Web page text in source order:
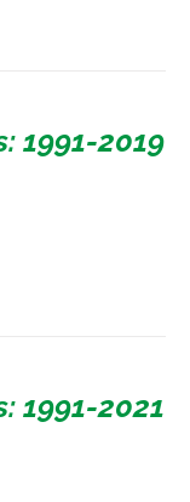
1991-2019
1991-2021